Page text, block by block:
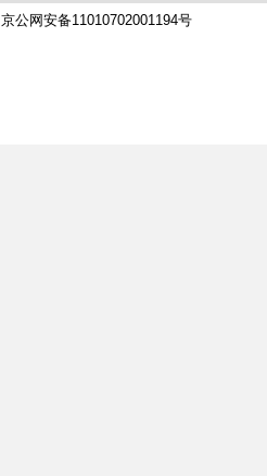
京公网安备11010702001194号